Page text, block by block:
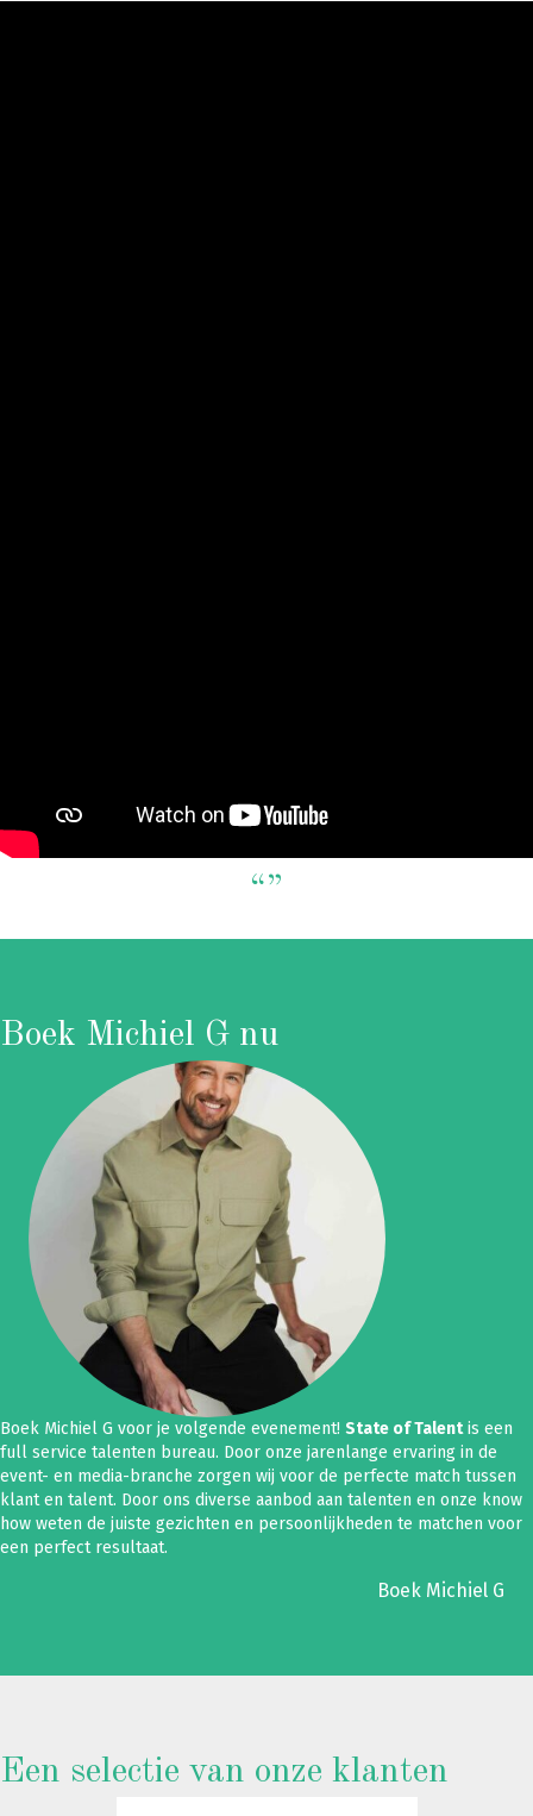
“”
Boek Michiel G nu
Boek Michiel G voor je volgende evenement! State of Talentis een
full service talenten bureau. Door onze jarenlange ervaring in de
event- en media-branche zorgen wij voor de perfecte match tussen
klant en talent. Door ons diverse aanbod aan talenten en onze know
how weten de juiste gezichten en persoonlijkheden te matchen voor
een perfect resultaat.
Boek Michiel G
Een selectie van onze klanten